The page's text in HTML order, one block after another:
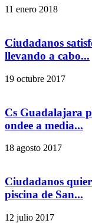
11 enero 2018
Ciudadanos
llevando a cabo...
19 octubre 2017
Cs Guadalajara
ondee a media...
18 agosto 2017
Ciudadanos
piscina de San...
12 julio 2017